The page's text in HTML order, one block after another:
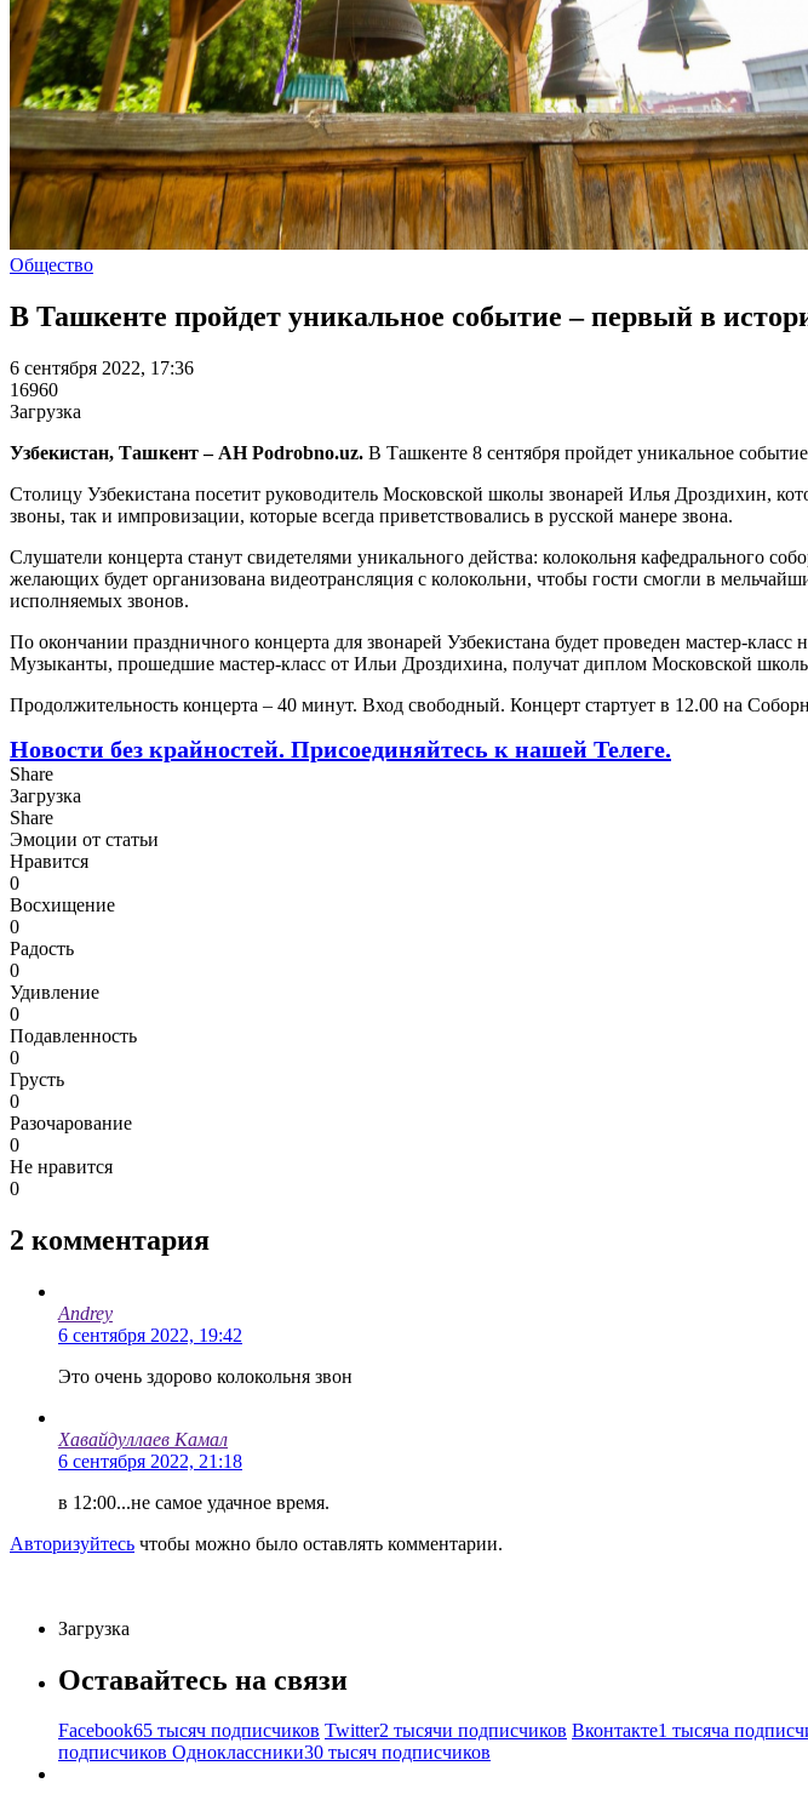
Общество
В Ташкенте пройдет уникальное событие – первый в
6 сентября 2022, 17:36
16960
Загрузка
Узбекистан, Ташкент – АН Podrobno.uz. В Ташкенте 8 сентября пройдет уникальное
Столицу Узбекистана посетит руководитель Московской школы звонарей Илья Дроздихин,
звоны, так и импровизации, которые всегда приветствовались в русской манере звона.
Слушатели концерта станут свидетелями уникального действа: колокольня кафедрального
желающих будет организована видеотрансляция с колокольни, чтобы гости смогли в
исполняемых звонов.
По окончании праздничного концерта для звонарей Узбекистана будет проведен мастер-
Музыканты, прошедшие мастер-класс от Ильи Дроздихина, получат диплом Московской
Продолжительность концерта – 40 минут. Вход свободный. Концерт стартует в 12.00 на
Новости без крайностей. Присоединяйтесь к нашей Телеге.
Share
Загрузка
Share
Эмоции от статьи
Нравится
0
Восхищение
0
Радость
0
Удивление
0
Подавленность
0
Грусть
0
Разочарование
0
Не нравится
0
2 комментария
Andrey
6 сентября 2022, 19:42
Это очень здорово колокольня звон
Хавайдуллаев Камал
6 сентября 2022, 21:18
в 12:00...не самое удачное время.
Авторизуйтесь чтобы можно было оставлять комментарии.
Загрузка
Оставайтесь на связи
Facebook65 тысяч подписчиков Twitter2 тысячи подписчиков Вконтакте1 тысяча
подписчиков Одноклассники30 тысяч подписчиков